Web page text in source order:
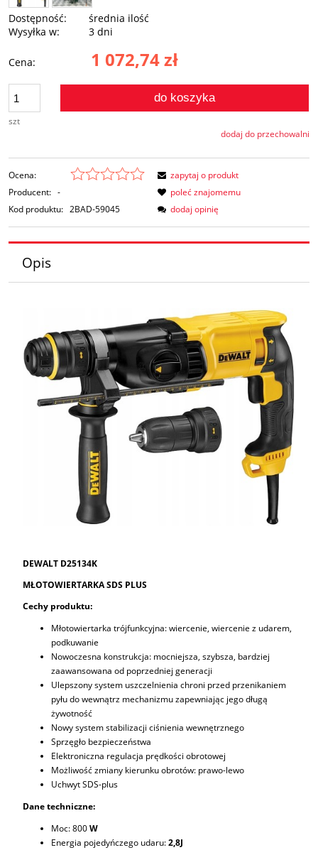
Dostępność:
średnia ilość
Wysyłka w:
3 dni
Cena: 1 072,74 zł
szt
do koszyka
dodaj do przechowalni
Ocena:
Producent: -
Kod produktu: 2BAD-59045
zapytaj o produkt
poleć znajomemu
dodaj opinię
Opis
DEWALT D25134K
MŁOTOWIERTARKA SDS PLUS
Cechy produktu:
Młotowiertarka trójfunkcyjna: wiercenie, wiercenie z udarem,
podkuwanie
Nowoczesna konstrukcja: mocniejsza, szybsza, bardziej
zaawansowana od poprzedniej generacji
Ulepszony system uszczelnienia chroni przed przenikaniem
pyłu do wewnątrz mechanizmu zapewniając jego długą
żywotność
Nowy system stabilizacji ciśnienia wewnętrznego
Sprzęgło bezpieczeństwa
Elektroniczna regulacja prędkości obrotowej
Możliwość zmiany kierunku obrotów: prawo-lewo
Uchwyt SDS-plus
Dane techniczne:
Moc: 800W
Energia pojedyńczego udaru:2,8J